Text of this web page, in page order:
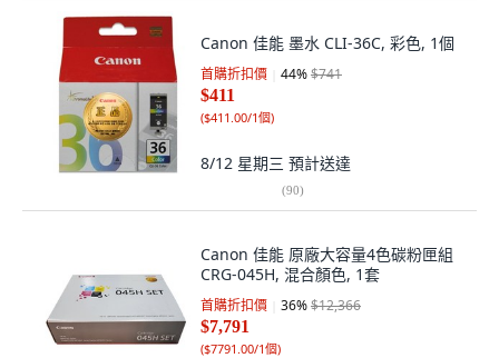
Canon 佳能 墨水 CLI-36C, 彩色, 1個
首購折扣價 44%$741
$411
($411.00/1個)
8/12 星期三 預計送達
(90)
Canon 佳能 原廠大容量4色碳粉匣組
CRG-045H, 混合顏色, 1套
首購折扣價 36%$12,366
$7,791
($7791.00/1個)